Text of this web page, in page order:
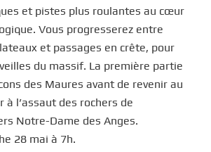
et pistes plus roulantes au cœur
Vous progresserez entre
et passages en crête, pour
du massif. La première partie
des Maures avant de revenir au
l’assaut des rochers de
Notre-Dame des Anges.
28 mai à 7h.